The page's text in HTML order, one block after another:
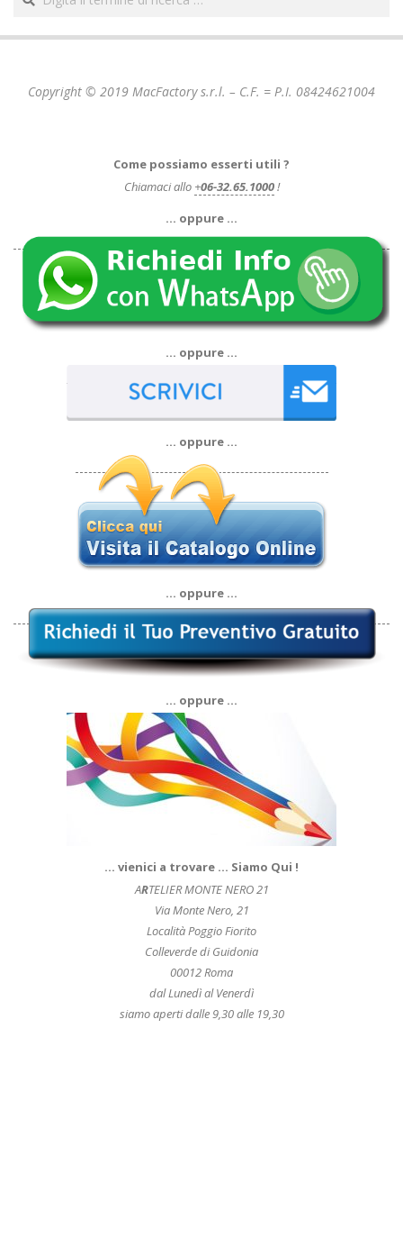
Copyright © 2019 MacFactory s.r.l. – C.F. = P.I. 08424621004
Come possiamo esserti utili ?
Chiamaci allo +06-32.65.1000!
… oppure …
… oppure …
… oppure …
… oppure …
… oppure …
… vienici a trovare … Siamo Qui !
ARTELIER MONTE NERO 21
Via Monte Nero, 21
Località Poggio Fiorito
Colleverde di Guidonia
00012 Roma
dal Lunedì al Venerdì
siamo aperti dalle 9,30 alle 19,30